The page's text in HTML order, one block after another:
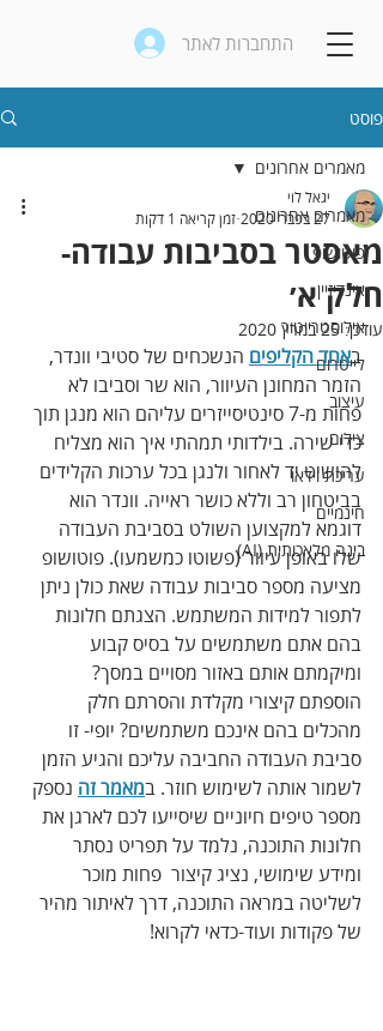
התחברות לאתר
פוסט
מאמרים אחרונים
פוטושופ
אינדיזיין
אילוסטרייטור
לייטרום
עיצוב
צילום
עריכת וידאו
חינמיים
בינה מלאכותית (AI)
מאמרים אחרונים
מאסטר בסביבות עבודה-
חלק א׳
יגאל לוי
27 בפבר׳ 2020
זמן קריאה 1 דקות
עודכן:25 במרץ 2020
באחד הקליפים הנשכחים של סטיבי וונדר,
הזמר המחונן העיוור, הוא שר וסביבו לא
פחות מ-7 סינטיסייזרים עליהם הוא מנגן תוך
כדי שירה. בילדותי תמהתי איך הוא מצליח
להושיט יד לאחור ולנגן בכל ערכות הקלידים
בביטחון רב וללא כושר ראייה. וונדר הוא
דוגמא למקצוען השולט בסביבת העבודה
שלו באופן עיוור (פשוטו כמשמעו). פוטושופ
מציעה מספר סביבות עבודה שאת כולן ניתן
לתפור למידות המשתמש. הצגתם חלונות
בהם אתם משתמשים על בסיס קבוע
ומיקמתם אותם באזור מסויים במסך?
הוספתם קיצורי מקלדת והסרתם חלק
מהכלים בהם אינכם משתמשים? יופי- זו
סביבת העבודה החביבה עליכם והגיע הזמן
לשמור אותה לשימוש חוזר. במאמר זה נספק
מספר טיפים חיוניים שיסייעו לכם לארגן את
חלונות התוכנה, נלמד על תפריט נסתר
ומידע שימושי, נציג קיצור  פחות מוכר
לשליטה במראה התוכנה, דרך לאיתור מהיר
של פקודות ועוד-כדאי לקרוא!